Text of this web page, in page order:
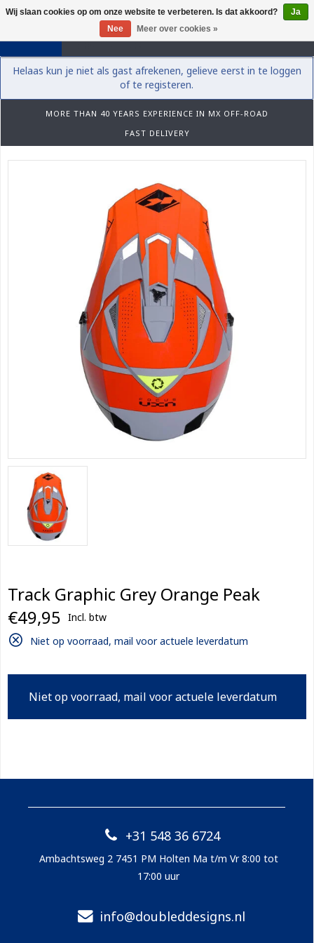
0
Helaas kun je niet als gast afrekenen, gelieve eerst in te loggen
of te registeren.
MORE THAN 40 YEARS EXPERIENCE IN MX OFF-ROAD
FAST DELIVERY
Track Graphic Grey Orange Peak
€49,95 Incl. btw
Niet op voorraad, mail voor actuele leverdatum
Niet op voorraad, mail voor actuele leverdatum
+31 548 36 6724
Ambachtsweg 2 7451 PM Holten Ma t/m Vr 8:00 tot
17:00 uur
info@doubleddesigns.nl
Wij slaan cookies op om onze website te verbeteren. Is dat akkoord?
Ja
Nee
Meer over cookies »